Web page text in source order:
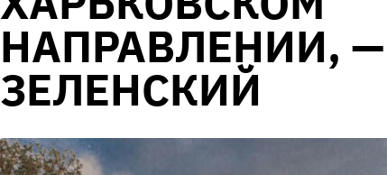
НАПРАВЛЕНИИ, —
ЗЕЛЕНСКИЙ